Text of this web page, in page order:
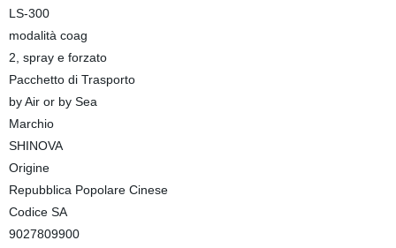
LS-300
modalità coag
2, spray e forzato
Pacchetto di Trasporto
by Air or by Sea
Marchio
SHINOVA
Origine
Repubblica Popolare Cinese
Codice SA
9027809900